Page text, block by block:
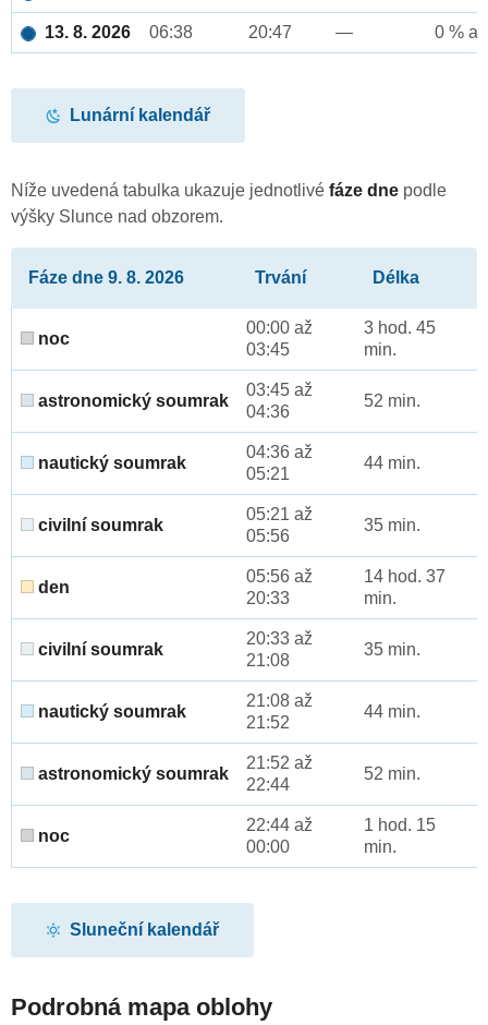
13. 8. 2026 06:38 20:47 — 0 %
Lunární kalendář
Níže uvedená tabulka ukazuje jednotlivé fáze dne podle
výšky Slunce nad obzorem.
Fáze dne 9. 8. 2026 Trvání Délka
noc
00:00 až
03:45
3 hod. 45
min.
astronomický soumrak
03:45 až
04:36
52 min.
nautický soumrak
04:36 až
05:21
44 min.
civilní soumrak
05:21 až
05:56
35 min.
den
05:56 až
20:33
14 hod. 37
min.
civilní soumrak
20:33 až
21:08
35 min.
nautický soumrak
21:08 až
21:52
44 min.
astronomický soumrak
21:52 až
22:44
52 min.
noc
22:44 až
00:00
1 hod. 15
min.
Sluneční kalendář
Podrobná mapa oblohy